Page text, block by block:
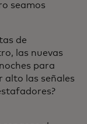
seamos
de
las nuevas
para
alto las señales